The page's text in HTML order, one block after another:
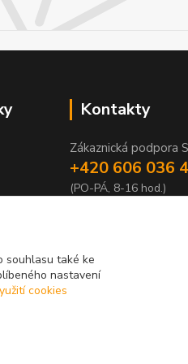
Kontakty
Zákaznická podpora
+420 606 036
(PO-PÁ, 8-16 hod.)
souhlasu také ke
nastavení
cookies